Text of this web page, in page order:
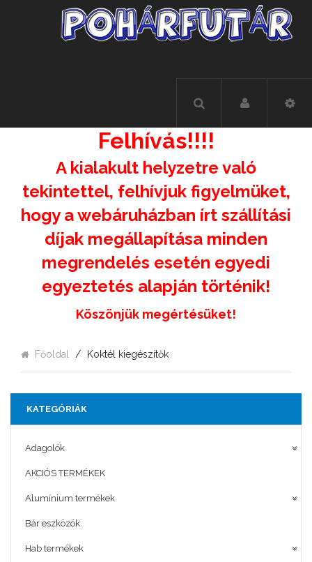
Felhívás!!!!
A kialakult helyzetre való
tekintettel, felhívjuk figyelmüket,
hogy a webáruházban írt szállítási
díjak megállapítása minden
megrendelés esetén egyedi
egyeztetés alapján történik!
Köszönjük megértésüket!
Főoldal Koktél kiegészítők
KATEGÓRIÁK
Adagolók
AKCIÓS TERMÉKEK
Alumínium termékek
Bár eszközök
Hab termékek